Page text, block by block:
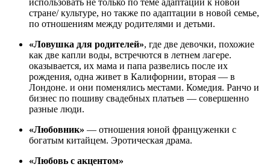
стране/ культуре, но также по адаптации в новой семье,
по отношениям между родителями и детьми.
«Ловушка для родителей», где две девочки, похожие
как две капли воды, встречются в летнем лагере.
оказывается, их мама и папа развелись после их
рождения, одна живет в Калифорнии, вторая — в
Лондоне. и они поменялись местами. Комедия. Ранчо и
бизнес по пошиву свадебных платьев — совершенно
разные люди.
«Любовник» — отношения юной француженки с
богатым китайцем. Эротическая драма.
«Любовь с акцентом»